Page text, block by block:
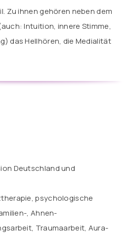
Zu ihnen gehören neben dem
Intuition, innere Stimme,
das Hellhören, die Medialität
Deutschland und
psychologische
, Ahnen-
Traumaarbeit, Aura-